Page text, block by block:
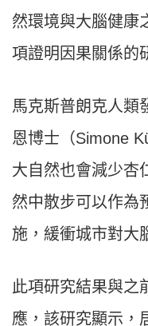
然環境與大腦健康
項證明因果關係的
馬克斯普朗克人類
恩博士（Simone
大自然也會減少杏
然中散步可以作為
施，緩衝城市對大
此項研究結果與之
應，該研究顯示，